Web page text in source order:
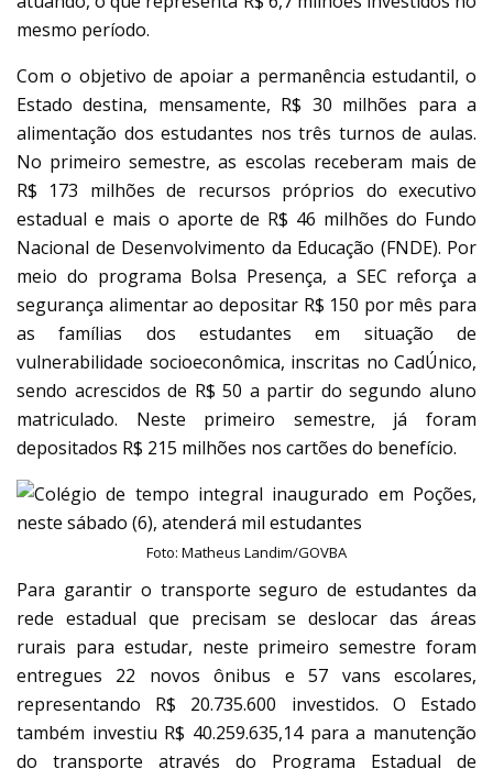
mesmo período.
Com o objetivo de apoiar a permanência estudantil, o
Estado destina, mensamente, R$ 30 milhões para a
alimentação dos estudantes nos três turnos de aulas.
No primeiro semestre, as escolas receberam mais de
R$ 173 milhões de recursos próprios do executivo
estadual e mais o aporte de R$ 46 milhões do Fundo
Nacional de Desenvolvimento da Educação (FNDE). Por
meio do programa Bolsa Presença, a SEC reforça a
segurança alimentar ao depositar R$ 150 por mês para
as famílias dos estudantes em situação de
vulnerabilidade socioeconômica, inscritas no CadÚnico,
sendo acrescidos de R$ 50 a partir do segundo aluno
matriculado. Neste primeiro semestre, já foram
depositados R$ 215 milhões nos cartões do benefício.
Foto: Matheus Landim/GOVBA
Para garantir o transporte seguro de estudantes da
rede estadual que precisam se deslocar das áreas
rurais para estudar, neste primeiro semestre foram
entregues 22 novos ônibus e 57 vans escolares,
representando R$ 20.735.600 investidos. O Estado
também investiu R$ 40.259.635,14 para a manutenção
do transporte através do Programa Estadual de